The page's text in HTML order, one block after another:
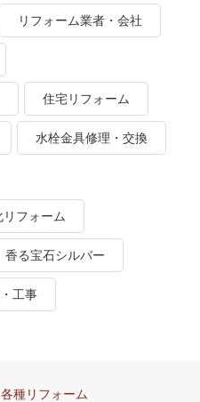
リフォーム業者・会社
住宅リフォーム
水栓金具修理・交換
フォーム
香る宝石シルバー
工事
各種リフォーム